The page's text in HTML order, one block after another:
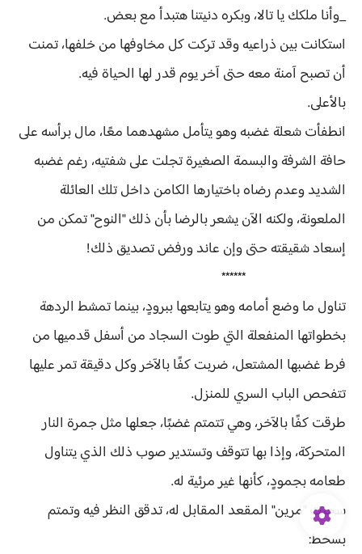
_وأنا ملكك يا تالا، وبكره دنيتنا هتبدأ مع بعض.
استكانت بين ذراعيه وقد تركت كل مخاوفها من خلفها، تمنت
أن تصبح آمنة معه حتى آخر يوم قدر لها الحياة فيه.
بالأعلى.
انطفأت شعلة غضبه وهو يتأمل مشهدهما معًا، مال برأسه على
حافة الشرفة والبسمة الصغيرة تجلت على شفتيه، رغم غضبه
الشديد وعدم رضاه باختيارها الكامن داخل تلك العائلة
الملعونة، ولكنه الآن يشعر بالرضا بأن ذلك "النوح" تمكن من
إسعاد شقيقته حتى وإن عاند ورفض تصديق ذلك!
******
تناول ما وضع أمامه وهو يتابعها ببرودٍ، بينما تمشط الردهة
بخطواتها المنفعلة التي طوت السجاد من أسفل قدميها من
فرط غضبها المشتعل، ضربت كفًا بالآخر وكل دقيقة تمر عليها
تتفحص الباب السري للمنزل.
طرقت كفًا بالآخر، وهي تتمتم غضبًا، جعلها مثل جمرة النار
المتحركة، وإذا بها تتوقف وتستدير صوب ذلك الذي يتناول
طعامه بجمودٍ، كأنها غير مرئية له.
سحبت "مرين" المقعد المقابل له، تدقق النظر فيه وتمتم
بسخط: